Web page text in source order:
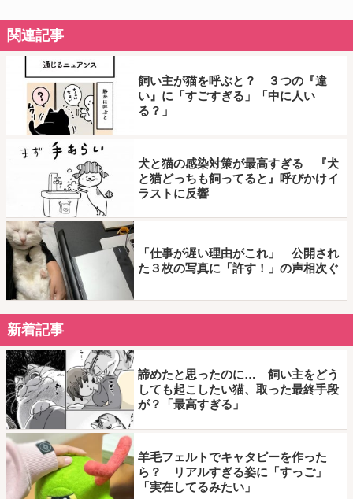
関連記事
飼い主が猫を呼ぶと？ ３つの『違
い』に「すごすぎる」「中に人い
る？」
犬と猫の感染対策が最高すぎる 『犬
と猫どっちも飼ってると』呼びかけイ
ラストに反響
「仕事が遅い理由がこれ」 公開され
た３枚の写真に「許す！」の声相次ぐ
新着記事
諦めたと思ったのに… 飼い主をどう
しても起こしたい猫、取った最終手段
が？「最高すぎる」
羊毛フェルトでキャタピーを作った
ら？ リアルすぎる姿に「すっご」
「実在してるみたい」